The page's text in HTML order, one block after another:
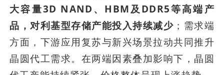
大容量3D NAND、HBM及DDR5等高端产
品，对利基型存储产能投入持续减少 ；需求端
方面，下游应用复苏与新兴场景拉动共同推升
晶圆代工需求。在两端因素叠加影响下，晶圆